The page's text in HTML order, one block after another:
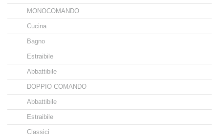
MONOCOMANDO
Cucina
Bagno
Estraibile
Abbattibile
DOPPIO COMANDO
Abbattibile
Estraibile
Classici